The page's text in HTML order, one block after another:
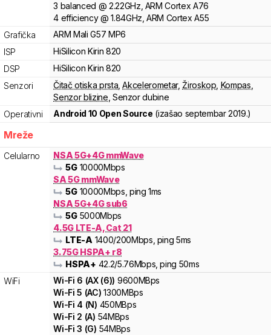
3 balanced @ 2.22GHz, ARM Cortex A76
4 efficiency @ 1.84GHz,ARM Cortex A55
Grafička
ARM Mali G57 MP6
ISP
HiSilicon Kirin 820
DSP
HiSilicon Kirin 820
Senzori
Čitač otiska prsta ,Akcelerometar,Žiroskop Kompas
Senzor blizine Senzor dubine
Operativni
Android 10 Open Source (izašao septembar 2019.)
Mreže
Celularno
NSA 5G+4G mmWave
5G 10000Mbps
SA 5G mmWave
5G 10000Mbps , ping 1ms
NSA 5G+4G sub6
5G 5000Mbps
4.5G LTE-A, Cat 21
LTE-A 1400/200Mbps , ping 5ms
3.75G HSPA+ r8
HSPA+ 42.2/5.76Mbps , ping 50ms
WiFi
Wi-Fi 6 (AX (6)) 9600MBps
Wi-Fi5 (AC) 1300MBps
Wi-Fi 4 (N) 450MBps
Wi-Fi 2 (A) 54MBps
Wi-Fi3 (G) 54MBps